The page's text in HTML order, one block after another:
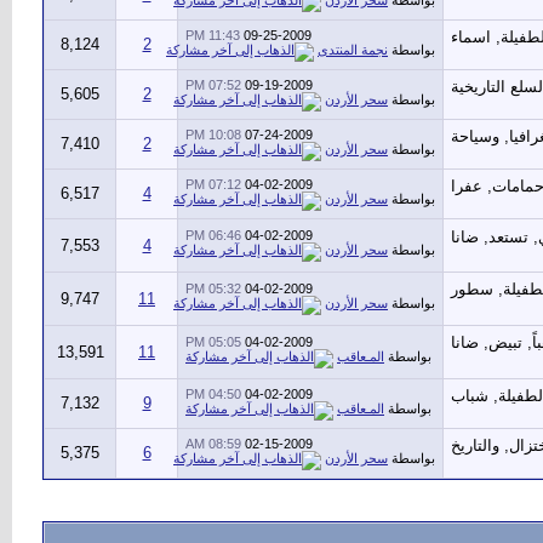
09-25-2009
11:43 PM
بواسطة نجمة المنتدى 2
8,124
09-19-2009
07:52 PM
بواسطة سحر الأردن 2
5,605
07-24-2009
10:08 PM
بواسطة سحر الأردن 2
7,410
04-02-2009
07:12 PM
بواسطة سحر الأردن 4
6,517
04-02-2009
06:46 PM
بواسطة سحر الأردن 4
7,553
04-02-2009
05:32 PM
بواسطة سحر الأردن 11
9,747
04-02-2009
05:05 PM
بواسطة المـعاقب 11
13,591
04-02-2009
04:50 PM
بواسطة المـعاقب 9
7,132
02-15-2009
08:59 AM
بواسطة سحر الأردن 6
5,375